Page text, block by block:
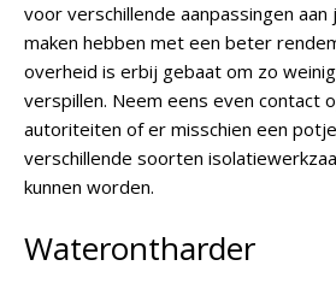
voor verschillende aanpassingen
maken hebben met een beter
overheid is erbij gebaat om zo
verspillen. Neem eens even contact
autoriteiten of er misschien een
verschillende soorten
kunnen worden.
Waterontharder